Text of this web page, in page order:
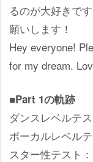
るのが大好きで
願いします！
Hey everyone!
for my dream.
■Part 1の軌跡
ダンスレベルテ
ボーカルレベル
スター性テスト